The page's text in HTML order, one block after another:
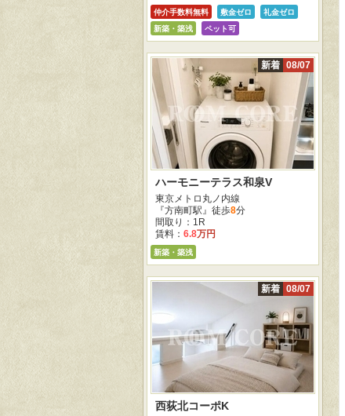
仲介手数料無料 敷金ゼロ
礼金ゼロ
新築・築浅
ペット可
新着 08/07
ハーモニーテラス和泉V
東京メトロ丸ノ内線
『方南町駅』徒歩8分
間取り：1R
賃料： 6.8万円
新築・築浅
新着 08/07
西荻北コーポK